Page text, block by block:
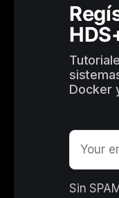
Docker
Sin